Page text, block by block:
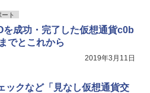
ト
を成功・完了した仮想通貨c0b
でとこれから
2019年3月11日
ックなど「見なし仮想通貨交